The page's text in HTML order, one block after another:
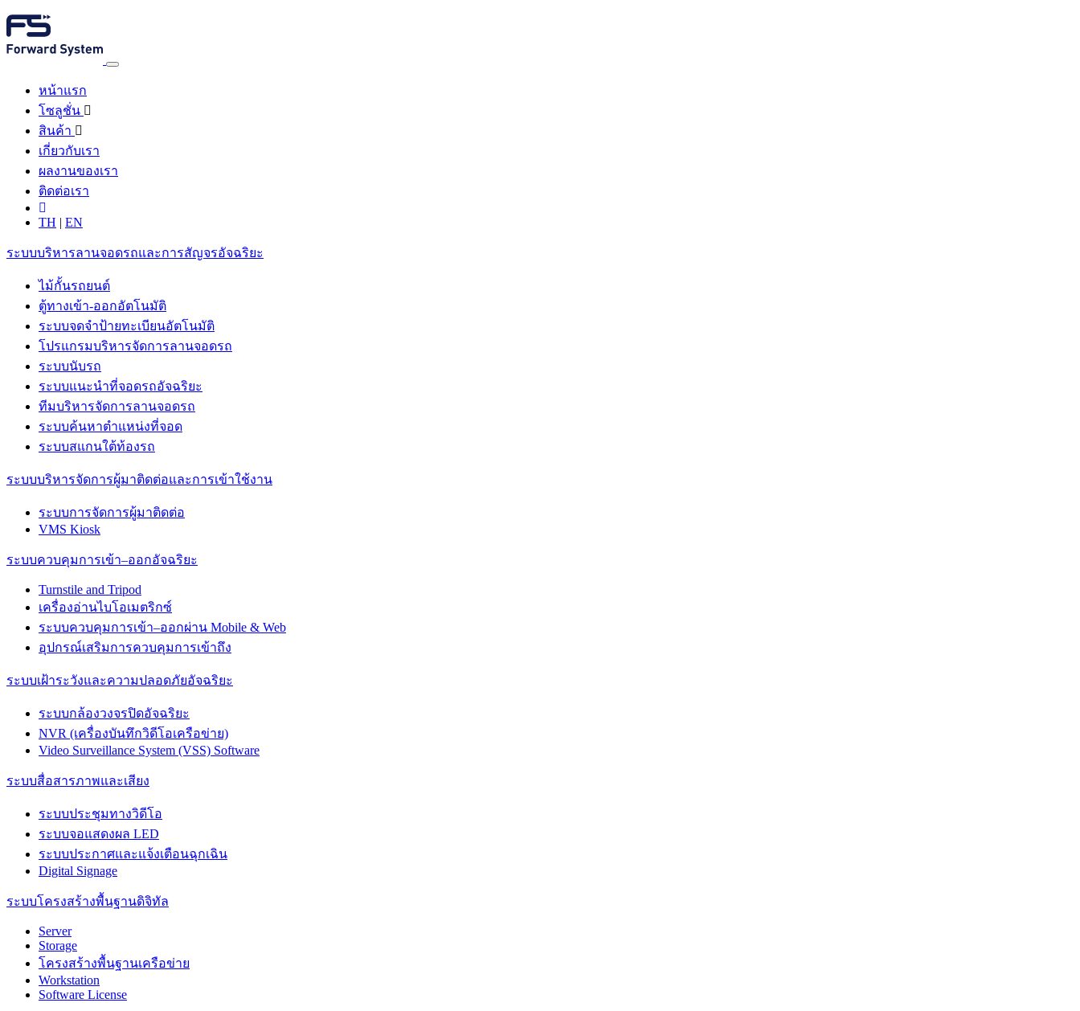
หน้าแรก
โซลูชั่น
สินค้า
เกี่ยวกับเรา
ผลงานของเรา
ติดต่อเรา
TH | EN
ระบบบริหารลานจอดรถและการสัญจรอัจฉริยะ
ไม้กั้นรถยนต์
ตู้ทางเข้า-ออกอัตโนมัติ
ระบบจดจำป้ายทะเบียนอัตโนมัติ
โปรแกรมบริหารจัดการลานจอดรถ
ระบบนับรถ
ระบบแนะนำที่จอดรถอัจฉริยะ
ทีมบริหารจัดการลานจอดรถ
ระบบค้นหาตำแหน่งที่จอด
ระบบสแกนใต้ท้องรถ
ระบบบริหารจัดการผู้มาติดต่อและการเข้าใช้งาน
ระบบการจัดการผู้มาติดต่อ
VMS Kiosk
ระบบควบคุมการเข้า–ออกอัจฉริยะ
Turnstile and Tripod
เครื่องอ่านไบโอเมตริกซ์
ระบบควบคุมการเข้า–ออกผ่าน Mobile & Web
อุปกรณ์เสริมการควบคุมการเข้าถึง
ระบบเฝ้าระวังและความปลอดภัยอัจฉริยะ
ระบบกล้องวงจรปิดอัจฉริยะ
NVR (เครื่องบันทึกวิดีโอเครือข่าย)
Video Surveillance System (VSS) Software
ระบบสื่อสารภาพและเสียง
ระบบประชุมทางวิดีโอ
ระบบจอแสดงผล LED
ระบบประกาศและแจ้งเตือนฉุกเฉิน
Digital Signage
ระบบโครงสร้างพื้นฐานดิจิทัล
Server
Storage
โครงสร้างพื้นฐานเครือข่าย
Workstation
Software License